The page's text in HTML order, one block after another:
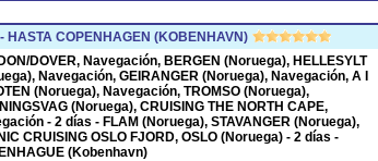
HASTA COPENHAGEN (KOBENHAVN)
DOVER, Navegación, BERGEN (Noruega), HELLESYLT
Navegación, GEIRANGER (Noruega), Navegación, A I
(Noruega), Navegación, TROMSO (Noruega),
(Noruega), CRUISING THE NORTH CAPE,
- 2 días - FLAM (Noruega), STAVANGER (Noruega),
CRUISING OSLO FJORD, OSLO (Noruega) - 2 días -
(Kobenhavn)